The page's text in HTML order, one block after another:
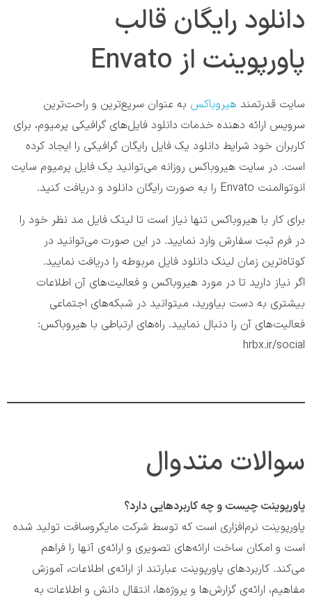
دانلود رایگان قالب
پاورپوینت از Envato
سایت قدرتمند هیروباکس به عنوان سریع‌ترین و راحت‌ترین
سرویس ارائه دهنده خدمات دانلود فایل‌های گرافیکی پرمیوم، برای
کاربران خود شرایط دانلود یک فایل رایگان گرافیکی را ایجاد کرده
است. در سایت هیروباکس روزانه می‌‎توانید یک فایل پرمیوم سایت
انوتوالمنت Envato را به صورت رایگان دانلود و دریافت کنید.
برای کار با هیروباکس تنها نیاز است تا لینک فایل مد نظر خود را
در فرم ثبت سفارش وارد نمایید. در این صورت می‌‎‏توانید در
کوتاه‌‎ترین زمان لینک دانلود فایل مربوطه را دریافت نمایید.
اگر نیاز دارید تا در مورد هیروباکس و فعالیت‎‌های آن اطلاعات
بیشتری به دست بیاورید، می‎توانید در شبکه‎‌های اجتماعی
فعالیت‌‏های آن را دنبال نمایید. راه‌های ارتباطی با هیروباکس:
hrbx.ir/social
سوالات متدوال
پاورپوینت چیست و چه کاربردهایی دارد؟
پاورپوینت نرم‌افزاری است که توسط شرکت مایکروسافت تولید شده
است و امکان ساخت ارائه‌های تصویری و ارائه‌ی آنها را فراهم
می‌کند. کاربردهای پاورپوینت عبارتند از ارائه‌ی اطلاعات، آموزش
مفاهیم، ارائه‌ی گزارش‌ها و پروژه‌ها، انتقال دانش و اطلاعات به